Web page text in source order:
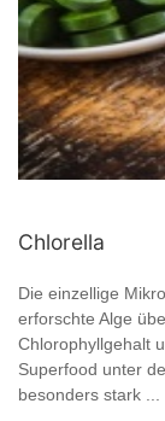
Chlorella
Die einzellige
erforschte Alge
Chlorophyllgehalt
Superfood unter
besonders stark ...